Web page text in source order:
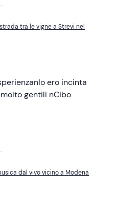
tra le vigne a Strevi nel
ero incinta
gentili nCibo
dal vivo vicino a Modena